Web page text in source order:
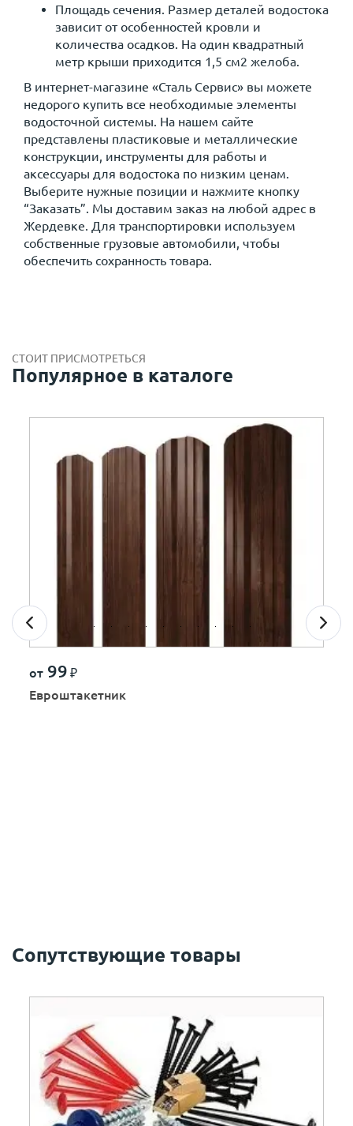
Площадь сечения. Размер деталей водостока
зависит от особенностей кровли и
количества осадков. На один квадратный
метр крыши приходится 1,5 см2 желоба.
В интернет-магазине «Сталь Сервис» вы можете
недорого купить все необходимые элементы
водосточной системы. На нашем сайте
представлены пластиковые и металлические
конструкции, инструменты для работы и
аксессуары для водостока по низким ценам.
Выберите нужные позиции и нажмите кнопку
“Заказать”. Мы доставим заказ на любой адрес в
Жердевке. Для транспортировки используем
собственные грузовые автомобили, чтобы
обеспечить сохранность товара.
СТОИТ ПРИСМОТРЕТЬСЯ
Популярное в каталоге
от 99 ₽
Евроштакетник
Сопутствующие товары